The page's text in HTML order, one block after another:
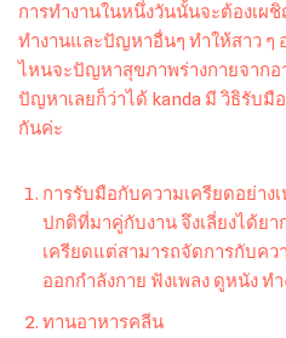
การทำงานในหนึ่งวันนั้นจะต้องเผ
ทำงานและปัญหาอื่นๆ ทำให้สาว
ไหนจะปัญหาสุขภาพร่างกายจาก
ปัญหาเลยก็ว่าได้ kanda มี วิธิรับมื
กันค่ะ
การรับมือกับความเครียดอย่าง
ปกติที่มาคู่กับงาน จึงเลี่ยงได้ย
เครียดแต่สามารถจัดการกับคว
ออกกำลังกาย ฟังเพลง ดูหนัง ท
ทานอาหารคลีน